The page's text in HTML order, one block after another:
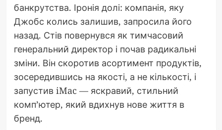
банкрутства. Іронія долі: компанія, яку
Джобс колись залишив, запросила його
назад. Стів повернувся як тимчасовий
генеральний директор і почав радикальні
зміни. Він скоротив асортимент продуктів,
зосередившись на якості, а не кількості, і
запустив iMac — яскравий, стильний
комп’ютер, який вдихнув нове життя в
бренд.